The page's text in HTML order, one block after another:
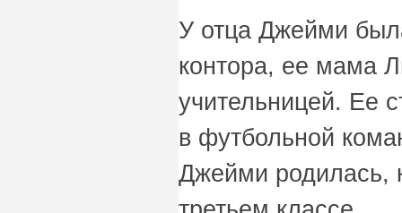
У отца Джейми
контора, ее мама
учительницей. Ее
в футбольной
Джейми родилась,